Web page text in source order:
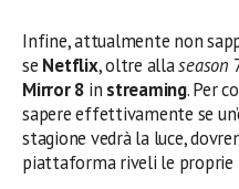
Infine, attualmente non
se Netflix, oltre allaseason
Mirror 8 in streaming. Per
sapere effettivamente se
stagione vedrà la luce,
piattaforma riveli le proprie